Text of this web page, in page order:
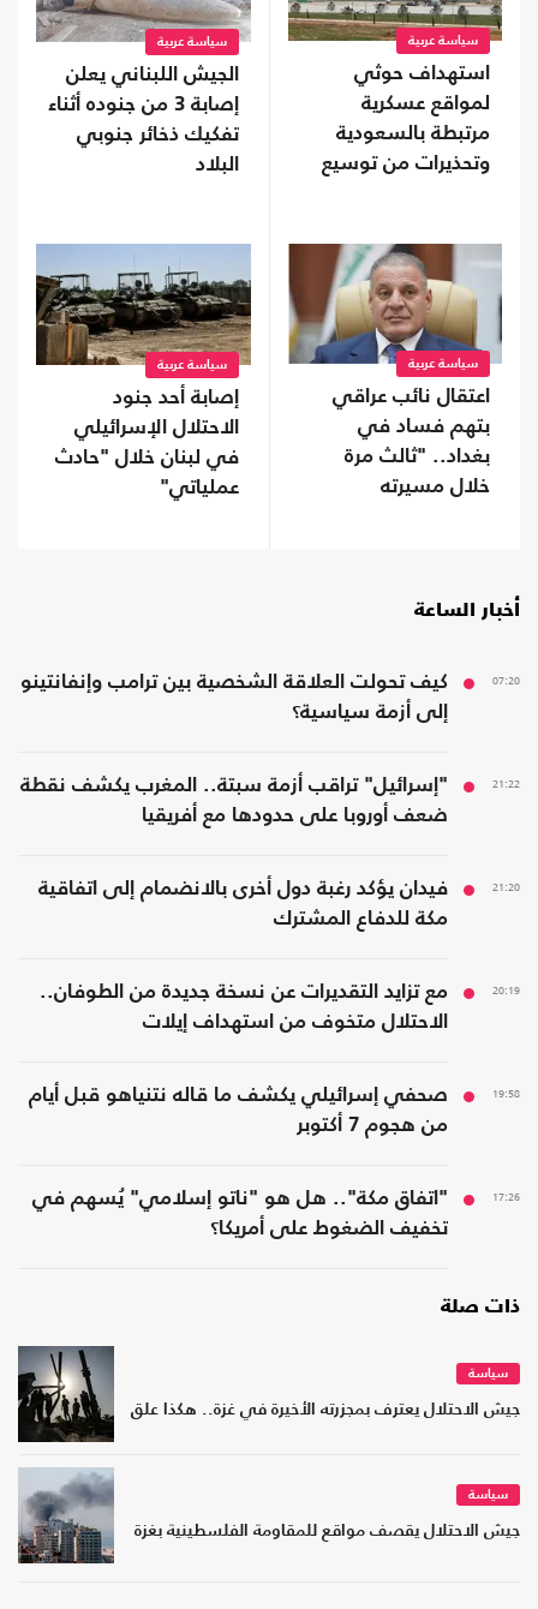
سياسة عربية
استهداف حوثي
لمواقع عسكرية
مرتبطة بالسعودية
وتحذيرات من توسيع
سياسة عربية
الجيش اللبناني يعلن
إصابة 3 من جنوده أثناء
تفكيك ذخائر جنوبي
البلاد
سياسة عربية
اعتقال نائب عراقي
بتهم فساد في
بغداد.. "ثالث مرة
خلال مسيرته
سياسة عربية
إصابة أحد جنود
الاحتلال الإسرائيلي
في لبنان خلال "حادث
عملياتي"
أخبار الساعة
07:20
كيف تحولت العلاقة الشخصية بين ترامب وإنفانتينو
إلى أزمة سياسية؟
21:22
"إسرائيل" تراقب أزمة سبتة.. المغرب يكشف نقطة
ضعف أوروبا على حدودها مع أفريقيا
21:20
فيدان يؤكد رغبة دول أخرى بالانضمام إلى اتفاقية
مكة للدفاع المشترك
20:19
مع تزايد التقديرات عن نسخة جديدة من الطوفان..
الاحتلال متخوف من استهداف إيلات
19:58
صحفي إسرائيلي يكشف ما قاله نتنياهو قبل أيام
من هجوم 7 أكتوبر
17:26
"اتفاق مكة".. هل هو "ناتو إسلامي" يُسهم في
تخفيف الضغوط على أمريكا؟
ذات صلة
سياسة
جيش الاحتلال يعترف بمجزرته الأخيرة في غزة.. هكذا علق
سياسة
جيش الاحتلال يقصف مواقع للمقاومة الفلسطينية بغزة